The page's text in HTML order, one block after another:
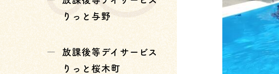
りっと与野
放課後等デイサービス
りっと桜木町